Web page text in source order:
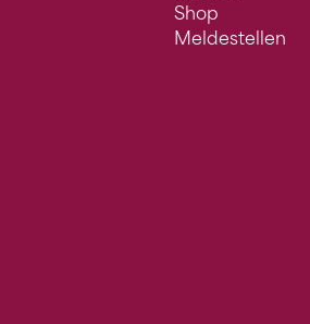
Shop
Meldestellen